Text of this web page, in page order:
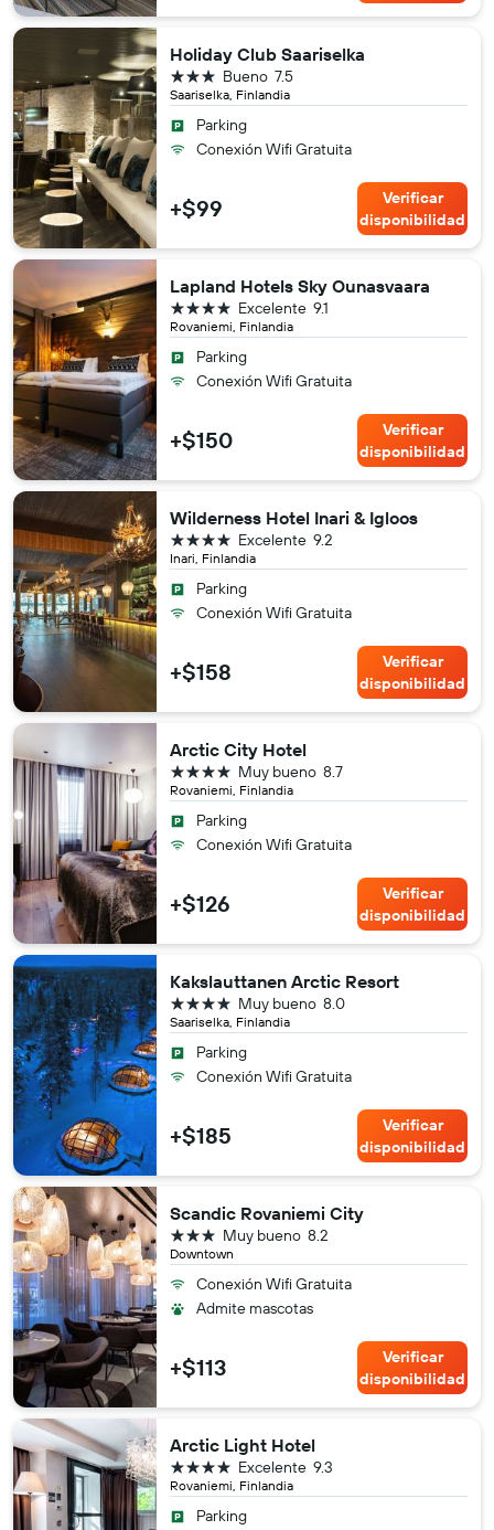
Holiday Club Saariselka
Saariselka, Finlandia
7.5
Bueno
3 estrellas
Parking
Conexión Wifi Gratuita
+$99
Verificar
disponibilidad
Lapland Hotels Sky Ounasvaara
Rovaniemi, Finlandia
9.1
Excelente
4 estrellas
Parking
Conexión Wifi Gratuita
+$150
Verificar
disponibilidad
Wilderness Hotel Inari & Igloos
Inari, Finlandia
9.2
Excelente
4 estrellas
Parking
Conexión Wifi Gratuita
+$158
Verificar
disponibilidad
Arctic City Hotel
Rovaniemi, Finlandia
8.7
Muy bueno
4 estrellas
Parking
Conexión Wifi Gratuita
+$126
Verificar
disponibilidad
Kakslauttanen Arctic Resort
Saariselka, Finlandia
8.0
Muy bueno
4 estrellas
Parking
Conexión Wifi Gratuita
+$185
Verificar
disponibilidad
Scandic Rovaniemi City
Downtown
8.2
Muy bueno
3 estrellas
Conexión Wifi Gratuita
Admite mascotas
+$113
Verificar
disponibilidad
Arctic Light Hotel
Rovaniemi, Finlandia
9.3
Excelente
4 estrellas
Parking